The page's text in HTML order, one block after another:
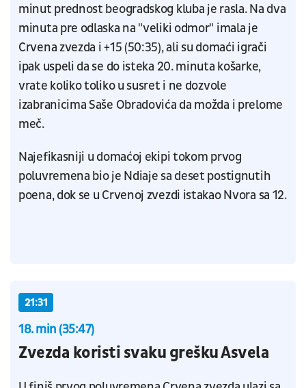
minut prednost beogradskog kluba je rasla. Na dva
minuta pre odlaska na "veliki odmor" imala je
Crvena zvezda i +15 (50:35), ali su domaći igrači
ipak uspeli da se do isteka 20. minuta košarke,
vrate koliko toliko u susret i ne dozvole
izabranicima Saše Obradovića da možda i prelome
meč.
Najefikasniji u domaćoj ekipi tokom prvog
poluvremena bio je Ndiaje sa deset postignutih
poena, dok se u Crvenoj zvezdi istakao Nvora sa 12.
21:31
18. min (35:47)
Zvezda koristi svaku grešku Asvela